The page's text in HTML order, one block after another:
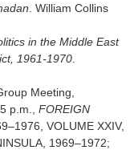
. William Collins
in the Middle East
1961-1970
Meeting,
p.m., FOREIGN
VOLUME XXIV,
1969–1972;